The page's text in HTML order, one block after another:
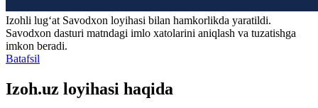
Izohli lugʻat Savodxon loyihasi bilan hamkorlikda yaratildi.
Savodxon dasturi matndagi imlo xatolarini aniqlash va tuzatishga
imkon beradi.
Batafsil
Izoh.uz loyihasi haqida